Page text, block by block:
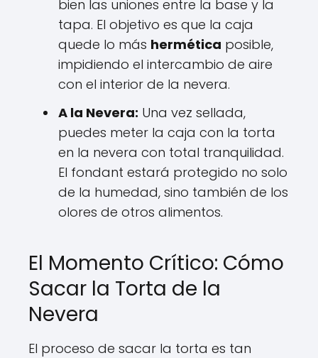
bien las uniones entre la base y la
tapa. El objetivo es que la caja
quede lo más hermética posible,
impidiendo el intercambio de aire
con el interior de la nevera.
A la Nevera: Una vez sellada,
puedes meter la caja con la torta
en la nevera con total tranquilidad.
El fondant estará protegido no solo
de la humedad, sino también de los
olores de otros alimentos.
El Momento Crítico: Cómo
Sacar la Torta de la
Nevera
El proceso de sacar la torta es tan